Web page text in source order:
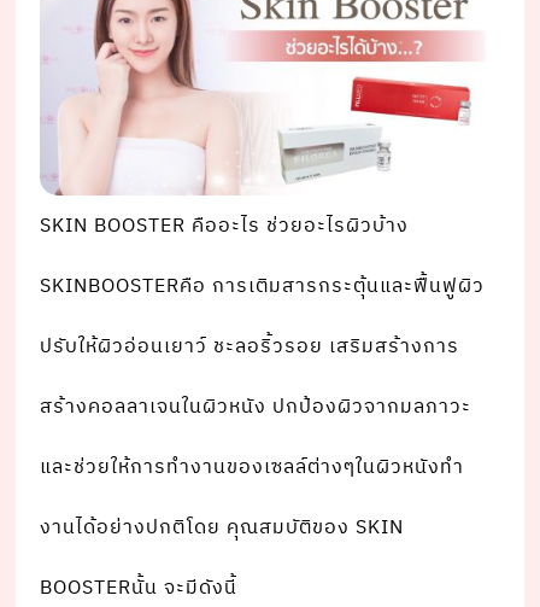
SKIN BOOSTER คืออะไร ช่วยอะไรผิวบ้าง
SKINBOOSTERคือ การเติมสารกระตุ้นและฟื้นฟูผิว
ปรับให้ผิวอ่อนเยาว์ ชะลอริ้วรอย เสริมสร้างการ
สร้างคอลลาเจนในผิวหนัง ปกป้องผิวจากมลภาวะ
และช่วยให้การทํางานของเซลล์ต่างๆในผิวหนังทํา
งานได้อย่างปกติโดย คุณสมบัติของ SKIN
BOOSTERนั้น จะมีดังนี้